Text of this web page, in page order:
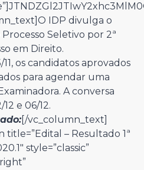
IDP divulga o
Seletivo por 2ª
em Direito.
os candidatos aprovados
para agendar uma
A conversa
e 06/12.
[/vc_column_text]
title=”Edital – Resultado 1ª
style=”classic”